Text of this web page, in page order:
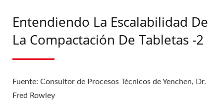
Entendiendo La Escalabilidad De
La Compactación De Tabletas -2
Fuente: Consultor de Procesos Técnicos de Yenchen, Dr.
Fred Rowley